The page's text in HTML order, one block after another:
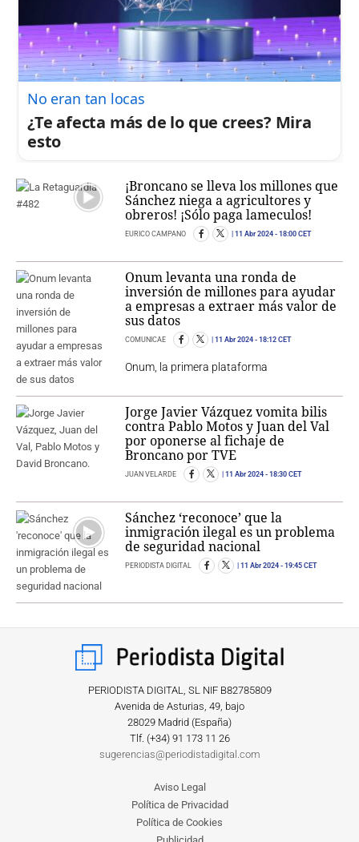
No eran tan locas
¿Te afecta más de lo que crees? Mira
esto
¡Broncano se lleva los millones que
Sánchez niega a agricultores y
obreros! ¡Sólo paga lameculos!
EURICO CAMPANO 11 Abr 2024 - 18:00 CET
Onum levanta una ronda de
inversión de millones para ayudar
a empresas a extraer más valor de
sus datos
COMUNICAE 11 Abr 2024 - 18:12 CET
Onum, la primera plataforma
Jorge Javier Vázquez vomita bilis
contra Pablo Motos y Juan del Val
por oponerse al fichaje de
Broncano por TVE
JUAN VELARDE 11 Abr 2024 - 18:30 CET
Sánchez ‘reconoce’ que la
inmigración ilegal es un problema
de seguridad nacional
PERIODISTA DIGITAL 11 Abr 2024 - 19:45 CET
PERIODISTA DIGITAL, SL NIF B82785809
Avenida de Asturias, 49, bajo
28029 Madrid (España)
Tlf. (+34) ‎91 173 11 26
sugerencias@periodistadigital.com
Aviso Legal
Política de Privacidad
Política de Cookies